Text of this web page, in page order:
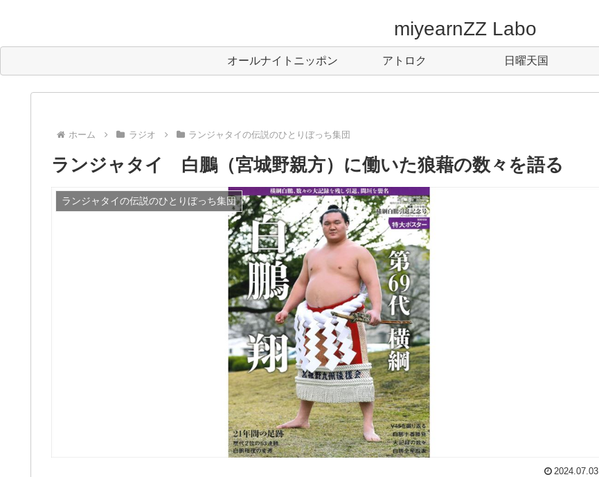
miyearnZZ Labo
オールナイトニッポン アトロク 日曜天国
ホーム ラジオ ランジャタイの伝説のひとりぼっち集団
ランジャタイ 白鵬（宮城野親方）に働いた狼藉の数々を語る
ランジャタイの伝説のひとりぼっち集団
2024.07.03